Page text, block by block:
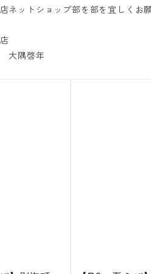
ネットショップ部を部を宜しくお
大隅啓年